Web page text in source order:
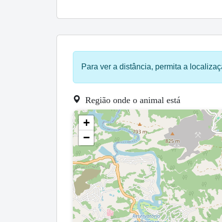
Para ver a distância, permita a
Região onde o animal está
+
−